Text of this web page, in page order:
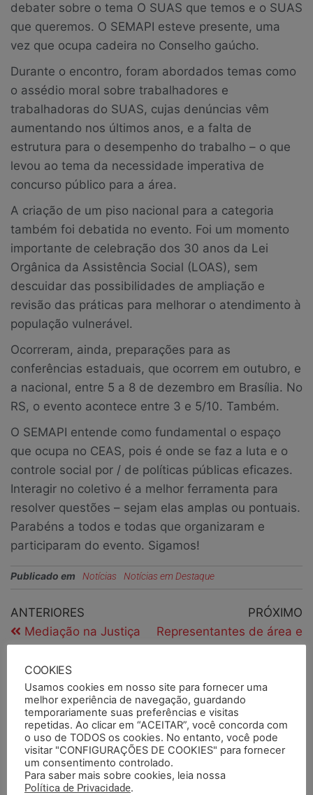
debater sobre o tema O SUAS que temos e o SUAS
que queremos. O SEMAPI esteve presente, uma
vez que ocupa cadeira no Conselho gaúcho.
Durante o encontro, foram abordados temas como
o assédio moral sobre trabalhadores e
trabalhadoras do SUAS, cujas denúncias vêm
aumentando nos últimos anos, e a falta de
estrutura para o desempenho do trabalho – o que
levou ao tema da necessidade imperativa de
concurso público para a área.
A criação de um piso nacional para a categoria
também foi debatida no evento. Foi um momento
importante de celebração dos 30 anos da Lei
Orgânica da Assistência Social (LOAS), sem
descuidar das possibilidades de ampliação e
revisão das práticas para melhorar o atendimento à
população vulnerável.
Ocorreram, ainda, preparações para as
conferências estaduais, que ocorrem em outubro, e
a nacional, entre 5 a 8 de dezembro em Brasília. No
RS, o evento acontece entre 3 e 5/10. Também.
O SEMAPI entende como fundamental o espaço
que ocupa no CEAS, pois é onde se faz a luta e o
controle social por / de políticas públicas eficazes.
Interagir no coletivo é a melhor ferramenta para
resolver questões – sejam elas amplas ou pontuais.
Parabéns a todos e todas que organizaram e
participaram do evento. Sigamos!
Publicado em Notícias Notícias em Destaque
ANTERIORES
Mediação na Justiça
na EPTC
PRÓXIMO
Representantes de área e
PESQUISAR
COOKIES
Usamos cookies em nosso site para fornecer uma
melhor experiência de navegação, guardando
temporariamente suas preferências e visitas
repetidas. Ao clicar em “ACEITAR”, você concorda com
o uso de TODOS os cookies. No entanto, você pode
visitar "CONFIGURAÇÕES DE COOKIES" para fornecer
um consentimento controlado.
Para saber mais sobre cookies, leia nossa
Política de Privacidade.